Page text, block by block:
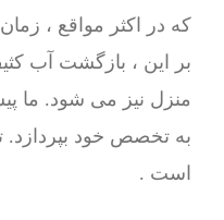
که در اکثر مواقع ،
بر این ، بازگشت آب
منزل نیز می شود. ما
به تخصص خود
است .